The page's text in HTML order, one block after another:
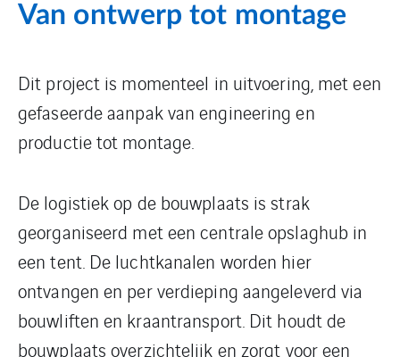
Van ontwerp tot montage
Dit project is momenteel in uitvoering, met een
gefaseerde aanpak van engineering en
productie tot montage.
De logistiek op de bouwplaats is strak
georganiseerd met een centrale opslaghub in
een tent. De luchtkanalen worden hier
ontvangen en per verdieping aangeleverd via
bouwliften en kraantransport. Dit houdt de
bouwplaats overzichtelijk en zorgt voor een